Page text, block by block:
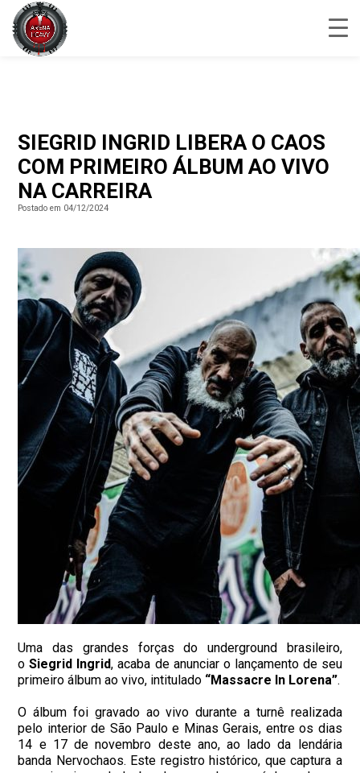
SIEGRID INGRID LIBERA O CAOS
COM PRIMEIRO ÁLBUM AO VIVO
NA CARREIRA
Postado em 04/12/2024
Uma das grandes forças do underground brasileiro,
oSiegrid Ingrid, acaba de anunciar o lançamento de seu
primeiro álbum ao vivo, intitulado “Massacre In Lorena”.
O álbum foi gravado ao vivo durante a turnê realizada
pelo interior de São Paulo e Minas Gerais, entre os dias
14 e 17 de novembro deste ano, ao lado da lendária
banda Nervochaos. Este registro histórico, que captura a